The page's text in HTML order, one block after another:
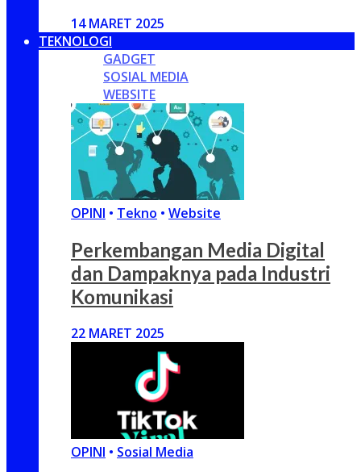
14 MARET 2025
TEKNOLOGI
GADGET
SOSIAL MEDIA
WEBSITE
OPINI • Tekno • Website
Perkembangan Media Digital
dan Dampaknya pada Industri
Komunikasi
22 MARET 2025
OPINI • Sosial Media